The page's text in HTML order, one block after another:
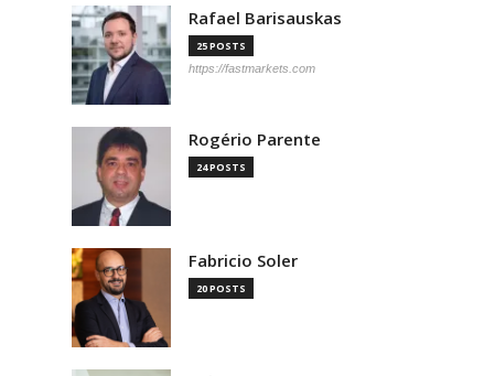
Rafael Barisauskas
25 POSTS
https://fastmarkets.com
Rogério Parente
24 POSTS
Fabricio Soler
20 POSTS